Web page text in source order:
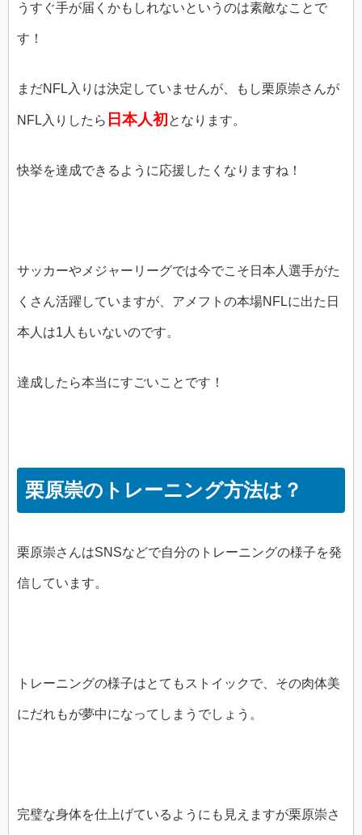
うすぐ手が届くかもしれないというのは素敵なことで
す！
まだNFL入りは決定していませんが、もし栗原崇さんが
NFL入りしたら 日本人初 となります。
快挙を達成できるように応援したくなりますね！
サッカーやメジャーリーグでは今でこそ日本人選手がた
くさん活躍していますが、アメフトの本場NFLに出た日
本人は1人もいないのです。
達成したら本当にすごいことです！
栗原崇のトレーニング方法は？
栗原崇さんはSNSなどで自分のトレーニングの様子を発
信しています。
トレーニングの様子はとてもストイックで、その肉体美
にだれもが夢中になってしまうでしょう。
完璧な身体を仕上げているようにも見えますが栗原崇さ